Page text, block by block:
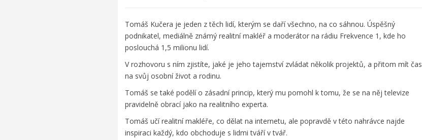
Tomáš Kučera je jeden z těch lidí, kterým se daří všechno, na co sáhnou. Úspěšný
podnikatel, mediálně známý realitní makléř a moderátor na rádiu Frekvence 1, kde ho
poslouchá 1,5 milionu lidí.
V rozhovoru s ním zjistíte, jaké je jeho tajemství zvládat několik projektů, a přitom mít čas
na svůj osobní život a rodinu.
Tomáš se také podělí o zásadní princip, který mu pomohl k tomu, že se na něj televize
pravidelně obrací jako na realitního experta.
Tomáš učí realitní makléře, co dělat na internetu, ale popravdě v této nahrávce najde
inspiraci každý, kdo obchoduje s lidmi tváří v tvář.